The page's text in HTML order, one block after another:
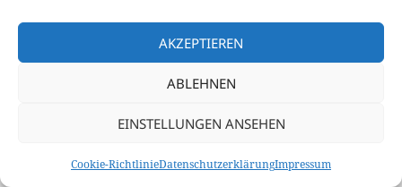
AKZEPTIEREN
ABLEHNEN
EINSTELLUNGEN ANSEHEN
Cookie-RichtlinieDatenschutzerklärungImpressum